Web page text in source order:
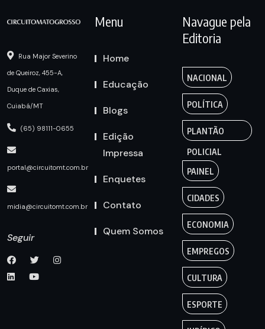
Rua Major Severino
de Queiroz, 455-A,
Duque de Caxias,
Cuiabá/MT
(65) 98111-0655
portal@circuitomt.com.br
midia@circuitomt.com.br
Seguir
Menu
Home
Educação
Blogs
Edição
Impressa
Enquetes
Contato
Quem Somos
Navague pela
Editoria
NACIONAL
POLÍTICA
PLANTÃO
POLICIAL
PAINEL
CIDADES
ECONOMIA
EMPREGOS
CULTURA
ESPORTE